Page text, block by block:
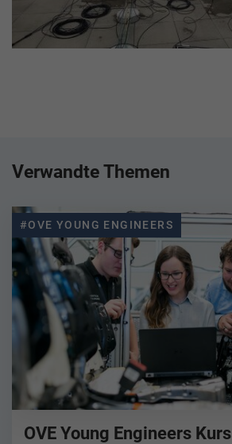
Verwandte Themen
#OVE YOUNG ENGINEERS
OVE Young Engineers Kurs